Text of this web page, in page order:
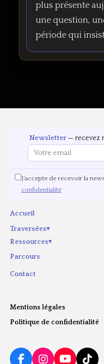
plus présente
une question,
période qui
Newsletter— recevez
J’accepte de recevoir la
confidentialité
Accueil
Traversées▾
Ressources▾
Parcours
Contact
Mentions légales
Politique de confidentialité